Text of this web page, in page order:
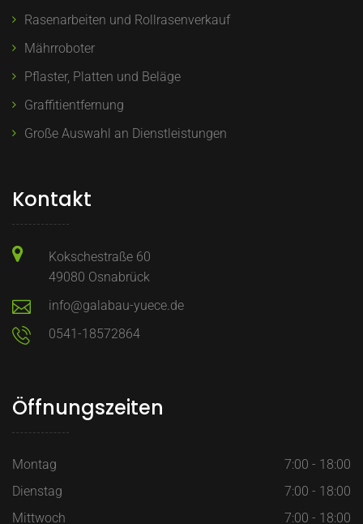
Rasenarbeiten und Rollrasenverkauf
Mährroboter
Pflaster, Platten und Beläge
Graffitientfernung
Große Auswahl an Dienstleistungen
Kontakt
Kokschestraße 60
49080 Osnabrück
info@galabau-yuece.de
0541-18572864
Öffnungszeiten
Montag
7:00 - 18:00
Dienstag
7:00 - 18:00
Mittwoch
7:00 - 18:00